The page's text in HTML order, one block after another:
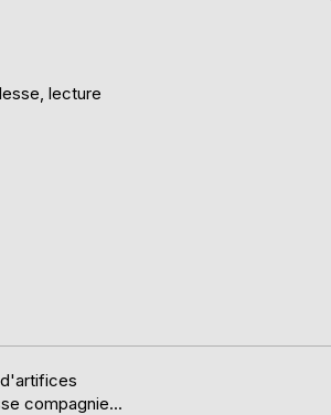
lecture
compagnie...